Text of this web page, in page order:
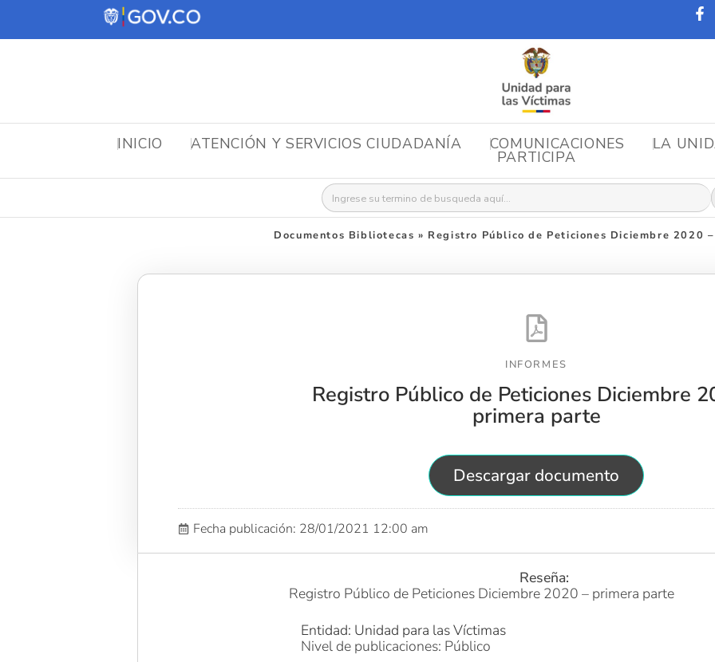
INICIO ATENCIÓN Y SERVICIOS CIUDADANÍA COMUNICACIONES LA
PARTICIPA
Buscar:
Documentos Bibliotecas » Registro Público de Peticiones Diciembre 2020
INFORMES
Registro Público de Peticiones Diciembre
primera parte
Descargar documento
Fecha publicación: 28/01/2021 12:00 am
Reseña:
Registro Público de Peticiones Diciembre 2020 – primera parte
Entidad: Unidad para las Víctimas
Nivel de publicaciones: Público